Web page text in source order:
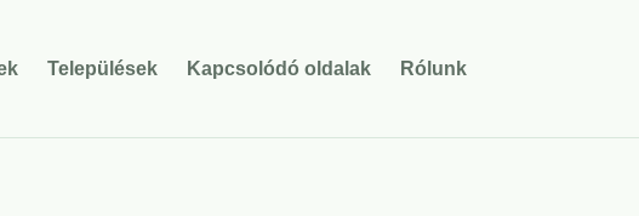
Települések Kapcsolódó oldalak Rólunk